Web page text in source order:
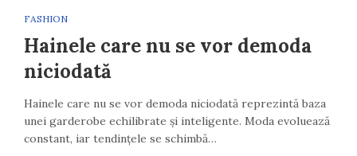
FASHION
Hainele care nu se vor demoda
niciodată
Hainele care nu se vor demoda niciodată reprezintă baza
unei garderobe echilibrate și inteligente. Moda evoluează
constant, iar tendințele se schimbă…